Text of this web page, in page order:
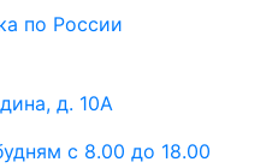
по России
д. 10А
с 8.00 до 18.00